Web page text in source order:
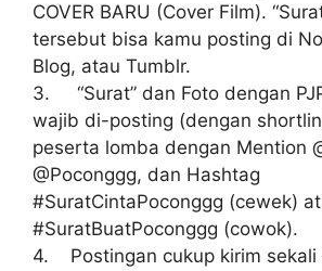
COVER BARU (Cover Film).
tersebut bisa kamu posting di
Blog, atau Tumblr.
3. “Surat” dan Foto dengan
wajib di-posting (dengan
peserta lomba dengan Mention
@Poconggg, dan Hashtag
#SuratCintaPoconggg (cewek)
#SuratBuatPoconggg (cowok).
4. Postingan cukup kirim sekali